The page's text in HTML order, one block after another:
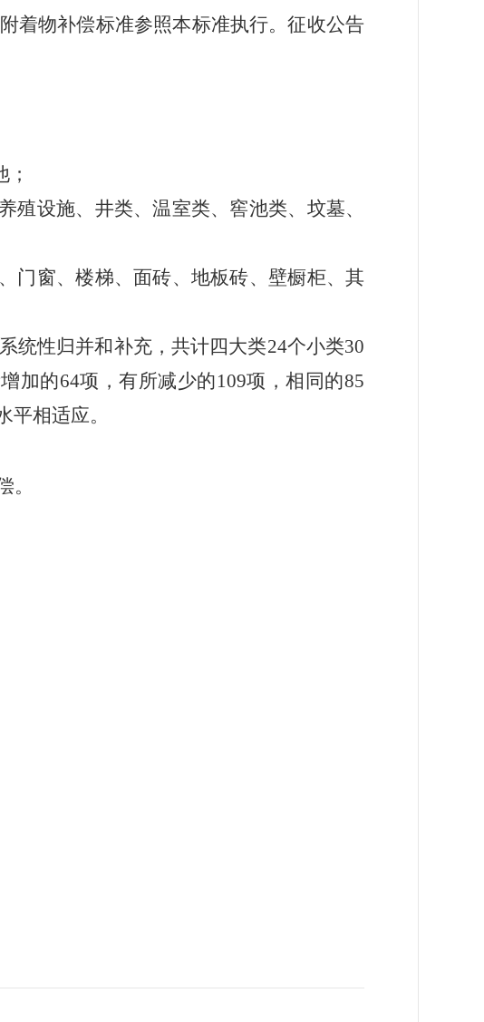
着物补偿标准参照本标准执行。征收公告
殖设施、井类、温室类、窖池类、坟墓、
门窗、楼梯、面砖、地板砖、壁橱柜、其
统性归并和补充， 共计四大类24个小类30
加的64项，有所减少的109项 ，相同的85
平相适应。
。